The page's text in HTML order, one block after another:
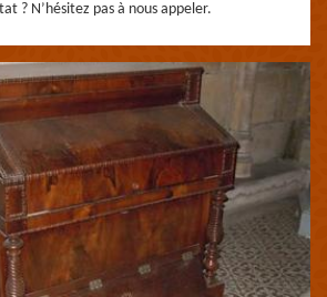
? N’hésitez pas à nous appeler.